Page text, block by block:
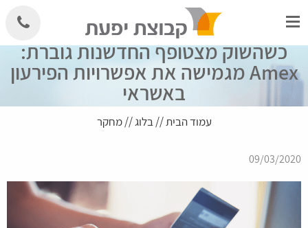
to
כשהשוק מצטופף החדשנות גוברת:
Amex מגמישה את אפשרויות הפירעון
באשראי
עמוד הבית//בלוג//מחקר
09/03/2020